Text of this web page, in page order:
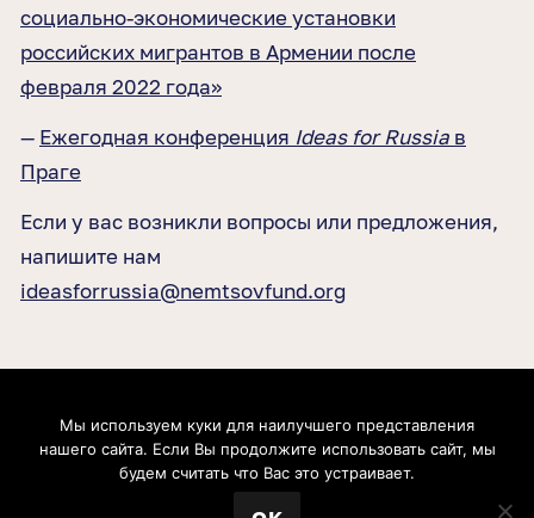
социально-экономические установки
российских мигрантов в Армении после
февраля 2022 года»
— Ежегодная конференция Ideas for Russia в
Праге
Если у вас возникли вопросы или предложения,
напишите нам
ideasforrussia@nemtsovfund.org
Boris Nemtsov Foundation for Freedom gGmbH. Postfach 20 09 37, 53139, Bonn, Germany.
Geschäftsführer: Zhanna Nemtsova, Anna Cherednichenko. Handelsregister: Amtsgericht
Bonn (Bonn Local Court). Registernummer: HRB 21991. Umsatzsteuer-Identifikationsnummer:
DE304695069. Inhaltlich verantwortlich: Zhanna Nemtsova, Anna Cherednichenko
Мы используем куки для наилучшего представления
нашего сайта. Если Вы продолжите использовать сайт, мы
будем считать что Вас это устраивает.